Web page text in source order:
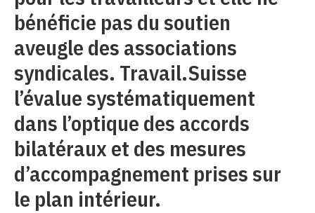
bénéficie pas du soutien
aveugle des associations
syndicales. Travail.Suisse
l’évalue systématiquement
dans l’optique des accords
bilatéraux et des mesures
d’accompagnement prises sur
le plan intérieur.